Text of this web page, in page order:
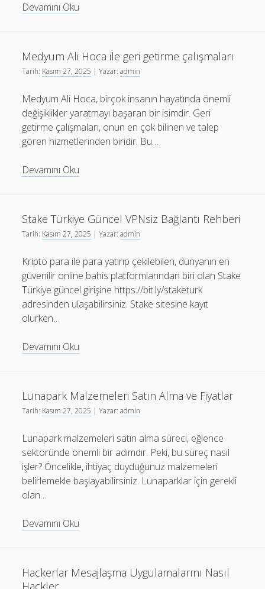
Devamını Oku
sırasında
gecikme
sorununu
Medyum Ali Hoca ile geri getirme çalışmaları
Tarih: Kasım 27, 2025 | Yazar:admin
Medyum Ali Hoca, birçok insanın hayatında önemli
değişiklikler yaratmayı başaran bir isimdir. Geri
getirme çalışmaları, onun en çok bilinen ve talep
gören hizmetlerinden biridir. Bu…
Devamını Oku
geri
getirme
Stake Türkiye Güncel VPNsiz Bağlantı Rehberi
Tarih: Kasım 27, 2025 | Yazar:admin
Kripto para ile para yatırıp çekilebilen, dünyanın en
güvenilir online bahis platformlarından biri olan Stake
Türkiye güncel girişine https://bit.ly/staketurk
adresinden ulaşabilirsiniz. Stake sitesine kayıt
olurken…
Devamını Oku
VPNsiz
Bağlantı
Rehberi
Lunapark Malzemeleri Satın Alma ve Fiyatlar
Tarih: Kasım 27, 2025 | Yazar:admin
Lunapark malzemeleri satın alma süreci, eğlence
sektöründe önemli bir adımdır. Peki, bu süreç nasıl
işler? Öncelikle, ihtiyaç duyduğunuz malzemeleri
belirlemekle başlayabilirsiniz. Lunaparklar için gerekli
olan…
Devamını Oku
ve
Hackerlar Mesajlaşma Uygulamalarını Nasıl
Hackler